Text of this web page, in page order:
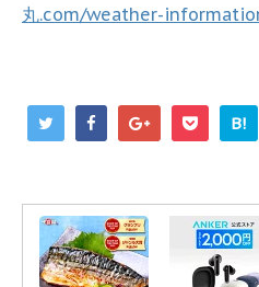
丸.com/weather-
B!